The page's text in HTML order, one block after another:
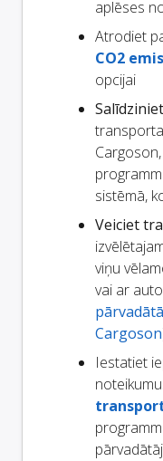
aplēses
Atrodiet
CO2
opcijai
sistēmā,
Veiciet
viņu
vai ar
Cargoson
Iestatiet